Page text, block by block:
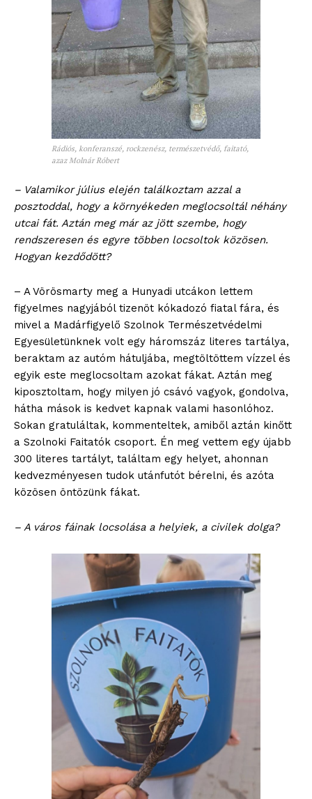
Rádiós, konferanszé, rockzenész, természetvédő, faitató,
azaz Molnár Róbert
– Valamikor július elején találkoztam azzal a
posztoddal, hogy a környékeden meglocsoltál néhány
utcai fát. Aztán meg már az jött szembe, hogy
rendszeresen és egyre többen locsoltok közösen.
Hogyan kezdődött?
– A Vörösmarty meg a Hunyadi utcákon lettem
figyelmes nagyjából tizenöt kókadozó fiatal fára, és
mivel a Madárfigyelő Szolnok Természetvédelmi
Egyesületünknek volt egy háromszáz literes tartálya,
beraktam az autóm hátuljába, megtöltöttem vízzel és
egyik este meglocsoltam azokat fákat. Aztán meg
kiposztoltam, hogy milyen jó csávó vagyok, gondolva,
hátha mások is kedvet kapnak valami hasonlóhoz.
Sokan gratuláltak, kommenteltek, amiből aztán kinőtt
a Szolnoki Faitatók csoport. Én meg vettem egy újabb
300 literes tartályt, találtam egy helyet, ahonnan
kedvezményesen tudok utánfutót bérelni, és azóta
közösen öntözünk fákat.
– A város fáinak locsolása a helyiek, a civilek dolga?